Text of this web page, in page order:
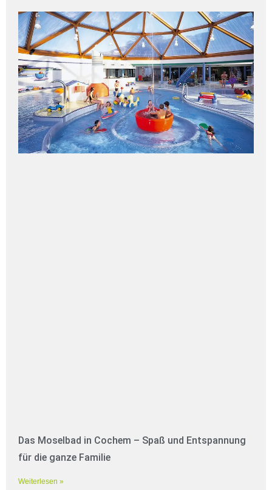
Das Moselbad in Cochem – Spaß und Entspannung
für die ganze Familie
Weiterlesen »